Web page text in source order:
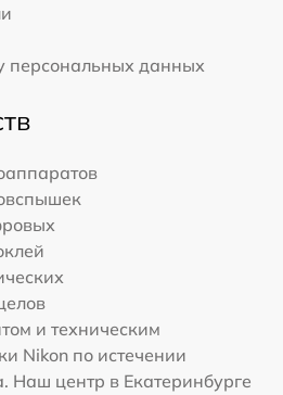
персональных данных
и техническим
Nikon по истечении
Наш центр в Екатеринбурге